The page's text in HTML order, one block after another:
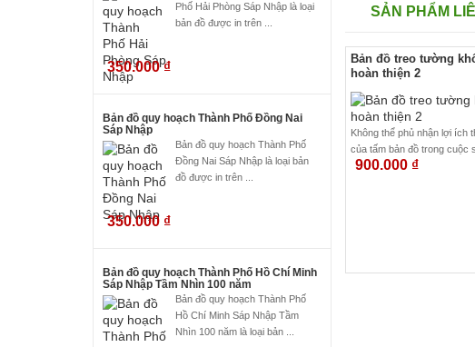
Phố Hải Phòng Sáp Nhập là loại
bản đồ được in trên ...
350.000₫
Bản đồ quy hoạch Thành Phố Đồng Nai
Sáp Nhập
Bản đồ quy hoạch Thành Phố
Đồng Nai Sáp Nhập là loại bản
đồ được in trên ...
350.000 ₫
Bản đồ quy hoạch Thành Phố Hồ Chí Minh
Sáp Nhập Tầm Nhìn 100 năm
Bản đồ quy hoạch Thành Phố
Hồ Chí Minh Sáp Nhập Tầm
Nhìn 100 năm là loại bản ...
SẢN PHẨM
Bản đồ treo tường
hoàn thiện 2
Không thể phủ nhận lợi ích
của tấm bản đồ trong cuộc
900.000 ₫